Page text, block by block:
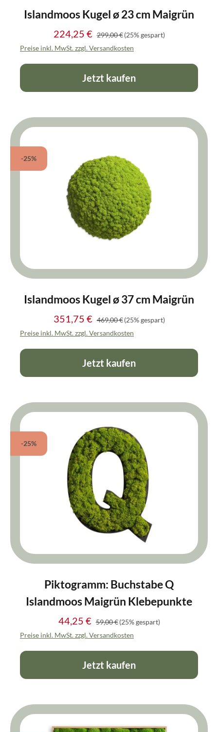
Islandmoos Kugel ø 23 cm Maigrün
Verkaufspreis:
224,25 € Regulärer Preis:
299,00 € (25% gespart)
Preise inkl. MwSt. zzgl. Versandkosten
Jetzt kaufen
-25%
Islandmoos Kugel ø 37 cm Maigrün
Verkaufspreis:
351,75 € Regulärer Preis:
469,00 € (25% gespart)
Preise inkl. MwSt. zzgl. Versandkosten
Jetzt kaufen
-25%
Piktogramm: Buchstabe Q
Islandmoos Maigrün Klebepunkte
Verkaufspreis:
44,25 € Regulärer Preis:
59,00 € (25% gespart)
Preise inkl. MwSt. zzgl. Versandkosten
Jetzt kaufen